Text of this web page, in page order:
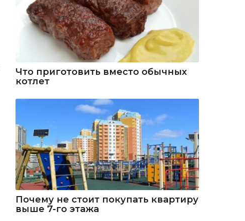
Что приготовить вместо обычных
котлет
Почему не стоит покупать квартиру
выше 7-го этажа